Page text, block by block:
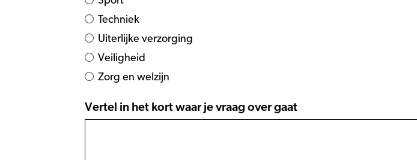
Techniek
Uiterlijke verzorging
Veiligheid
Zorg en welzijn
Vertel in het kort waar je vraag over gaat